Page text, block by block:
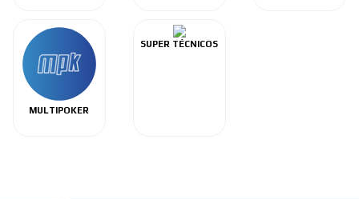
MULTIPOKER
SUPER TÉCNICOS